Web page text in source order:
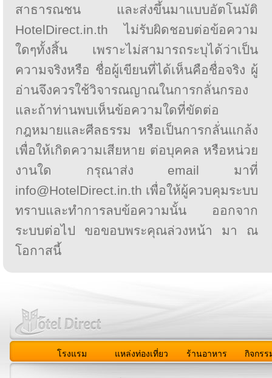
สาธารณชน และส่งขึ้นมาแบบอัตโนมัติ
HotelDirect.in.th ไม่รับผิดชอบต่อข้อความ
ใดๆทั้งสิ้น เพราะไม่สามารถระบุได้ว่าเป็น
ความจริงหรือ ชื่อผู้เขียนที่ได้เห็นคือชื่อจริง ผู้
อ่านจึงควรใช้วิจารณญาณในการกลั่นกรอง
และถ้าท่านพบเห็นข้อความใดที่ขัดต่อ
กฎหมายและศีลธรรม หรือเป็นการกลั่นแกล้ง
เพื่อให้เกิดความเสียหาย ต่อบุคคล หรือหน่วย
งานใด กรุณาส่ง email มาที่
info@HotelDirect.in.th เพื่อให้ผู้ควบคุมระบบ
ทราบและทำการลบข้อความนั้น ออกจาก
ระบบต่อไป ขอขอบพระคุณล่วงหน้า มา ณ
โอกาสนี้
โรงแรม แหล่งท่องเที่ยว ร้านอาหาร กิจกรร